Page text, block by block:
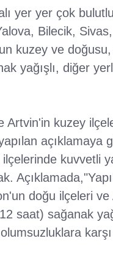
yer yer çok
Bilecik,
kuzey ve
yağışlı, diğer
Artvin'in kuzey
açıklamaya
kuvvetli
doğu ilçeleri
saat) sağanak